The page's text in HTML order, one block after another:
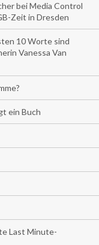
bei Media Control
Zeit in Dresden
10 Worte sind
Vanessa Van
ein Buch
Last Minute-